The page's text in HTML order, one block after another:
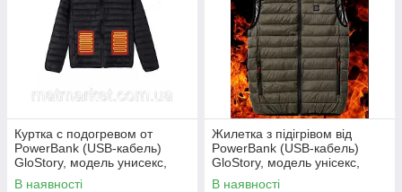
Куртка с подогревом от
PowerBank (USB-кабель)
GloStory, модель унисекс,
размер S,M, L, Xl,2XL
В наявності
Жилетка з підігрівом від
PowerBank (USB-кабель)
GloStory, модель унісекс,
розмір М-Л
В наявності